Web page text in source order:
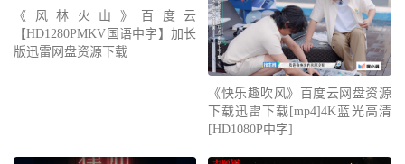
《风林火山》百度云
【HD1280PMKV国语中字】加长
版迅雷网盘资源下载
《快乐趣吹风》百度云网盘资源
下载迅雷下载[mp4]4K蓝光高清
[HD1080P中字]